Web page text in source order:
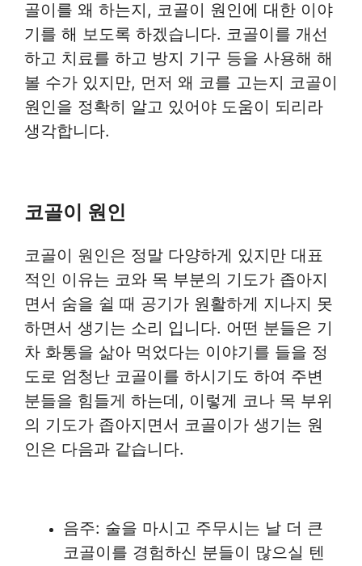
골이를 왜 하는지, 코골이 원인에 대한 이야
기를 해 보도록 하겠습니다. 코골이를 개선
하고 치료를 하고 방지 기구 등을 사용해 해
볼 수가 있지만, 먼저 왜 코를 고는지 코골이
원인을 정확히 알고 있어야 도움이 되리라
생각합니다.
코골이 원인
코골이 원인은 정말 다양하게 있지만 대표
적인 이유는 코와 목 부분의 기도가 좁아지
면서 숨을 쉴 때 공기가 원활하게 지나지 못
하면서 생기는 소리 입니다. 어떤 분들은 기
차 화통을 삶아 먹었다는 이야기를 들을 정
도로 엄청난 코골이를 하시기도 하여 주변
분들을 힘들게 하는데, 이렇게 코나 목 부위
의 기도가 좁아지면서 코골이가 생기는 원
인은 다음과 같습니다.
음주: 술을 마시고 주무시는 날 더 큰
코골이를 경험하신 분들이 많으실 텐